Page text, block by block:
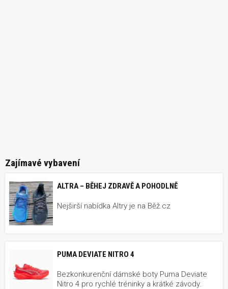
Zajímavé vybavení
ALTRA – BĚHEJ ZDRAVĚ A POHODLNĚ
Nejširší nabídka Altry je na Běž.cz
PUMA DEVIATE NITRO 4
Bezkonkurenční dámské boty Puma Deviate
Nitro 4 pro rychlé tréninky a krátké závody.